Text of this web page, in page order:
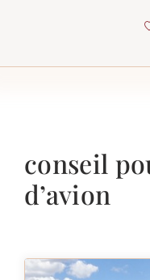
conseil
d’avion